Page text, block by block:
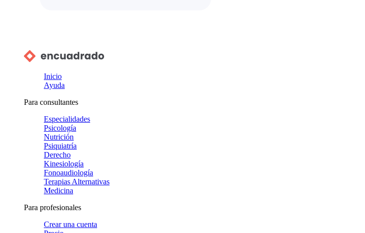
Inicio
Ayuda
Para consultantes
Especialidades
Psicología
Nutrición
Psiquiatría
Derecho
Kinesiología
Fonoaudiología
Terapias Alternativas
Medicina
Para profesionales
Crear una cuenta